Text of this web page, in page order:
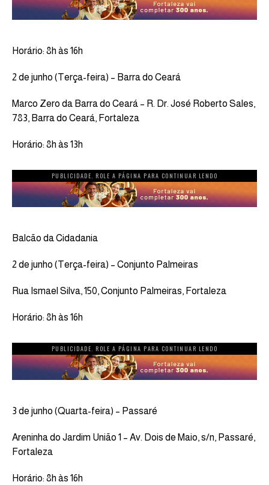
Horário: 8h às 16h
2 de junho (Terça-feira) – Barra do Ceará
Marco Zero da Barra do Ceará – R. Dr. José Roberto Sales,
783, Barra do Ceará, Fortaleza
Horário: 8h às 13h
PUBLICIDADE. ROLE A PÁGINA PARA CONTINUAR LENDO
Balcão da Cidadania
2 de junho (Terça-feira) – Conjunto Palmeiras
Rua Ismael Silva, 150, Conjunto Palmeiras, Fortaleza
Horário: 8h às 16h
PUBLICIDADE. ROLE A PÁGINA PARA CONTINUAR LENDO
3 de junho (Quarta-feira) – Passaré
Areninha do Jardim União 1 – Av. Dois de Maio, s/n, Passaré,
Fortaleza
Horário: 8h às 16h